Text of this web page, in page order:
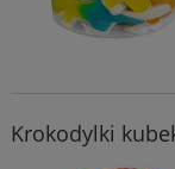
Krokodylki